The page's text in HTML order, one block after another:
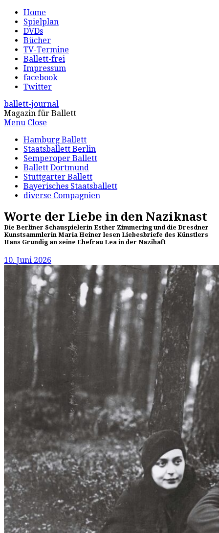
Home
Spielplan
DVDs
Bücher
TV-Termine
Ballett-frei
Impressum
facebook
Twitter
ballett-journal
Magazin für Ballett
Menu Close
Hamburg Ballett
Staatsballett Berlin
Semperoper Ballett
Ballett Dortmund
Stuttgarter Ballett
Bayerisches Staatsballett
diverse Compagnien
Worte der Liebe in den Naziknast
Die Berliner Schauspielerin Esther Zimmering und die Dresdner
Kunstsammlerin Maria Heiner lesen Liebesbriefe des Künstlers
Hans Grundig an seine Ehefrau Lea in der Nazihaft
10. Juni 2026